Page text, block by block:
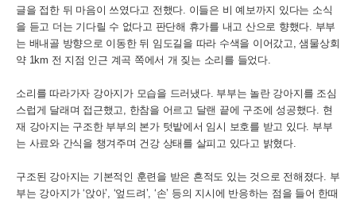
글을 접한 뒤 마음이 쓰였다고 전했다. 이들은 비 예보까지 있다는 소식
을 듣고 더는 기다릴 수 없다고 판단해 휴가를 내고 산으로 향했다. 부부
는 배내골 방향으로 이동한 뒤 임도길을 따라 수색을 이어갔고, 샘물상회
약 1km 전 지점 인근 계곡 쪽에서 개 짖는 소리를 들었다.
소리를 따라가자 강아지가 모습을 드러냈다. 부부는 놀란 강아지를 조심
스럽게 달래며 접근했고, 한참을 어르고 달랜 끝에 구조에 성공했다. 현
재 강아지는 구조한 부부의 본가 텃밭에서 임시 보호를 받고 있다. 부부
는 사료와 간식을 챙겨주며 건강 상태를 살피고 있다고 밝혔다.
구조된 강아지는 기본적인 훈련을 받은 흔적도 있는 것으로 전해졌다. 부
부는 강아지가 ‘앉아’, ‘엎드려’, ‘손’ 등의 지시에 반응하는 점을 들어 한때